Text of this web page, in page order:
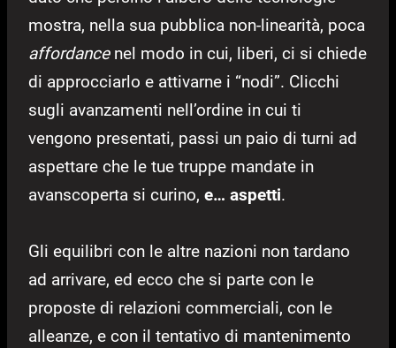
mostra, nella sua pubblica non-linearità, poca
affordancenel modo in cui, liberi, ci si chiede
di approcciarlo e attivarne i “nodi”. Clicchi
sugli avanzamenti nell’ordine in cui ti
vengono presentati, passi un paio di turni ad
aspettare che le tue truppe mandate in
avanscoperta si curino, e… aspetti.
Gli equilibri con le altre nazioni non tardano
ad arrivare, ed ecco che si parte con le
proposte di relazioni commerciali, con le
alleanze, e con il tentativo di mantenimento